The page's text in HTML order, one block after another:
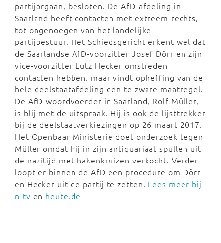
partijorgaan, besloten. De AfD-afdeling in
Saarland heeft contacten met extreem-rechts,
tot ongenoegen van het landelijke
partijbestuur. Het Schiedsgericht erkent wel dat
de Saarlandse AfD-voorzitter Josef Dörr en zijn
vice-voorzitter Lutz Hecker omstreden
contacten hebben, maar vindt opheffing van de
hele deelstaatafdeling een te zware maatregel.
De AfD-woordvoerder in Saarland, Rolf Müller,
is blij met de uitspraak. Hij is ook de lijsttrekker
bij de deelstaatverkiezingen op 26 maart 2017.
Het Openbaar Ministerie doet onderzoek tegen
Müller omdat hij in zijn antiquariaat spullen uit
de nazitijd met hakenkruizen verkocht. Verder
loopt er binnen de AfD een procedure om Dörr
en Hecker uit de partij te zetten. Lees meer bij
n-tv en heute.de